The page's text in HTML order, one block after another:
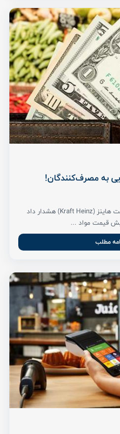
به مصرف‌کنندگان!
مدیرعامل شرکت آمریکایی کرفت هاینز (Kraft Heinz) هشدار داد
قیمت مواد ...
مطلب